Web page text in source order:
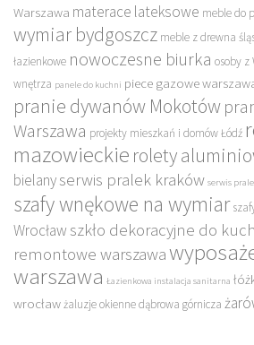
Warszawa materace lateksowe meble do
wymiar bydgoszcz meble z drewna
łazienkowe nowoczesne biurka osoby z
wnętrza panele do kuchni piece gazowe
pranie dywanów Mokotów
Warszawa projekty mieszkań i domów Łódź
mazowieckie rolety
bielanyserwis pralek kraków serwis
szafy wnękowe na wymiar
Wrocław szkło dekoracyjne do
remontowe warszawa
warszawa Łazienkowa instalacja sanitarna
wrocławżaluzje okienne dąbrowa górnicza